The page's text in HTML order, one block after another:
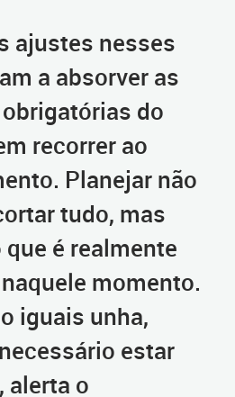
ajustes nesses
a absorver as
do
recorrer ao
Planejar não
tudo, mas
é realmente
momento.
iguais unha,
estar
alerta o